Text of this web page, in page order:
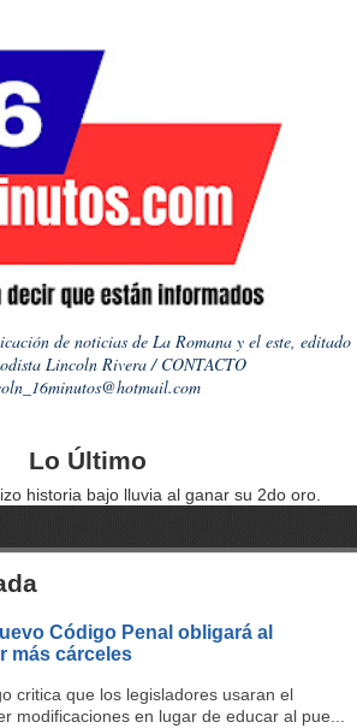
de noticias de La Romana y el este, editado
Lincoln Rivera / CONTACTO
Lo Último
historia bajo lluvia al ganar su 2do oro.
Código Penal obligará al
más cárceles
critica que los legisladores usaran el
modificaciones en lugar de educar al pue...